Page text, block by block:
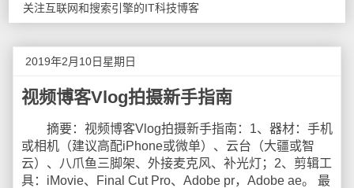
关注互联网和搜索引擎的IT科技博客
2019年2月10日星期日
视频博客Vlog拍摄新手指南
摘要：视频博客Vlog拍摄新手指南：1、器材：手机
或相机（建议高配iPhone或微单）、云台（大疆或智
云）、八爪鱼三脚架、外接麦克风、补光灯；2、剪辑工
具：iMovie、Final Cut Pro、Adobe pr，Adobe ae。 最